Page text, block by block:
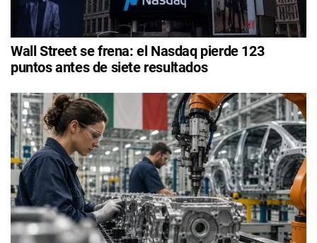
Wall Street se frena: el Nasdaq pierde 123
puntos antes de siete resultados